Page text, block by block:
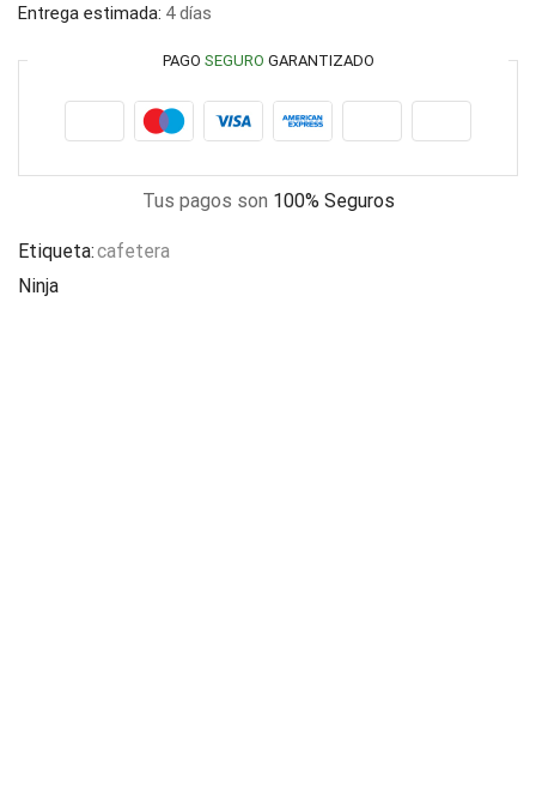
Entrega estimada: 4 días
PAGO SEGURO GARANTIZADO
Tus pagos son 100% Seguros
Etiqueta:cafetera
Ninja